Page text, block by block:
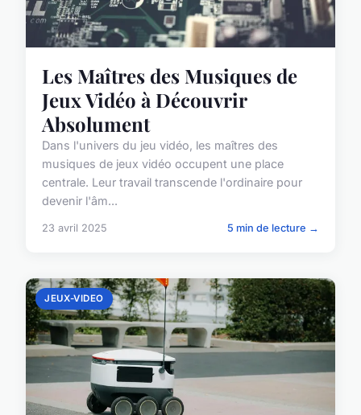
Les Maîtres des Musiques de
Jeux Vidéo à Découvrir
Absolument
Dans l'univers du jeu vidéo, les maîtres des
musiques de jeux vidéo occupent une place
centrale. Leur travail transcende l'ordinaire pour
devenir l'âm...
23 avril 2025 5 min de lecture →
JEUX-VIDEO